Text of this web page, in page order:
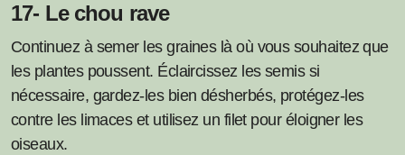
17- Le chou rave
Continuez à semer les graines là où vous souhaitez que
les plantes poussent. Éclaircissez les semis si
nécessaire, gardez-les bien désherbés, protégez-les
contre les limaces et utilisez un filet pour éloigner les
oiseaux.